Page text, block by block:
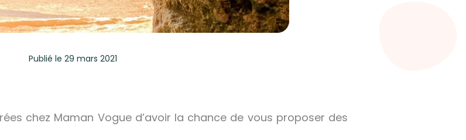
Publié le 29 mars 2021
chez Maman Vogue d’avoir la chance de vous proposer des